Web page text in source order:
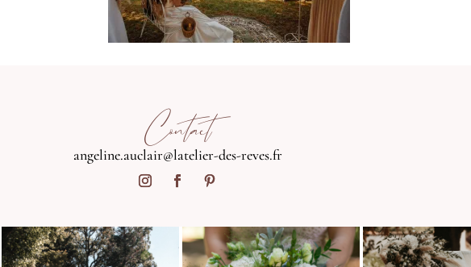
Contact
angeline.auclair@latelier-des-reves.fr